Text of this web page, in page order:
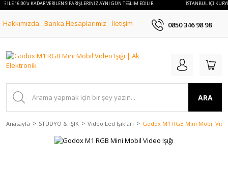
İLE 16:00'a KADAR VERİLEN SİPARİŞLERİNİZ AYNI GÜN TESLİM EDİLİR. İSTANBUL İÇİ
Hakkımızda Banka Hesaplarımız İletişim 0850 346 98 98
ARA
Anasayfa STÜDYO & IŞIK Video Led Işıkları Godox M1 RGB Mini Mobil